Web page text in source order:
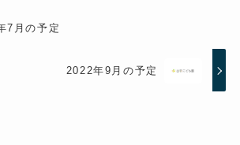
7月の予定
2022年9月の予定